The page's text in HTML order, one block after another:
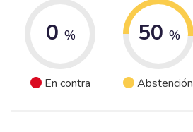
0 %
En contra
50 %
Abstención